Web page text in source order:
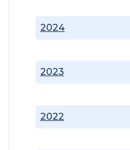
2022
2023
2024